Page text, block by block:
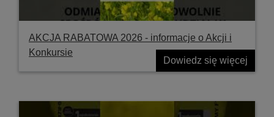
AKCJA RABATOWA 2026 - informacje o Akcji i
Konkursie
Dowiedz się więcej